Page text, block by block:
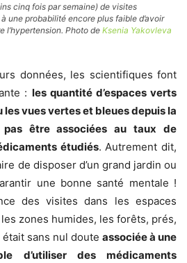
cinq fois par semaine) de visites
une probabilité encore plus faible d’avoir
l’hypertension. Photo de Ksenia Yakovleva
données, les scientifiques font
: les quantité d’espaces verts
vues vertes et bleues depuis la
pas être associées au taux de
étudiés. Autrement dit,
de disposer d’un grand jardin ou
une bonne santé mentale !
des visites dans les espaces
zones humides, les forêts, prés,
sans nul doute associée à une
d’utiliser des médicaments